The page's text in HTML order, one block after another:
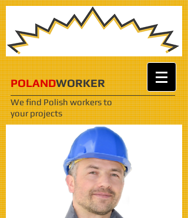
POLANDWORKER
We find Polish workersto
your projects